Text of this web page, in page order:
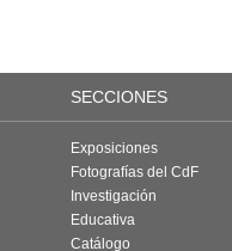
SECCIONES
Exposiciones
Fotografías del CdF
Investigación
Educativa
Catálogo